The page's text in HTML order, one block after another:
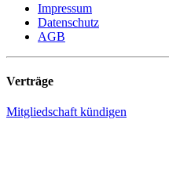
Impressum
Datenschutz
AGB
Verträge
Mitgliedschaft kündigen